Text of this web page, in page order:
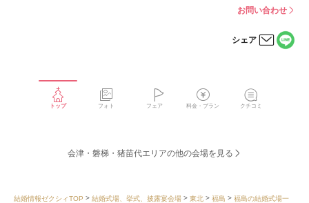
お問い合わせ
シェア
る
トップ フォト フェア 料金・プラン クチコミ
会津・磐梯・猪苗代エリアの他の会場を見る
結婚情報ゼクシィTOP 結婚式場、挙式、披露宴会場 東北 福島
福島の結婚式場一